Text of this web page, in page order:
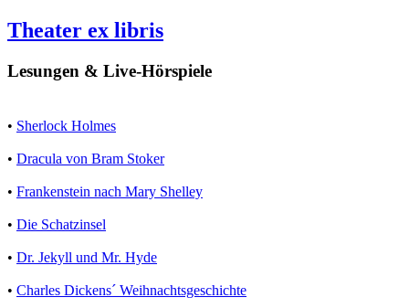
Theater ex libris
Lesungen & Live-Hörspiele
• Sherlock Holmes
• Dracula von Bram Stoker
• Frankenstein nach Mary Shelley
• Die Schatzinsel
• Dr. Jekyll und Mr. Hyde
• Charles Dickens´ Weihnachtsgeschichte